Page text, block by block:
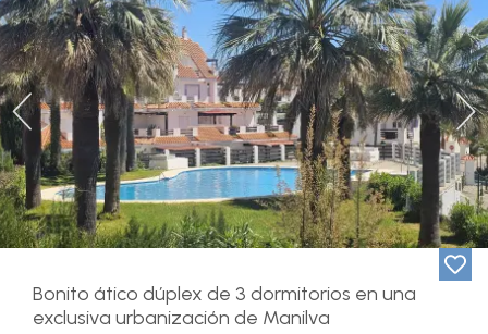
Previous
Bonito ático dúplex de 3 dormitorios en una
exclusiva urbanización de Manilva